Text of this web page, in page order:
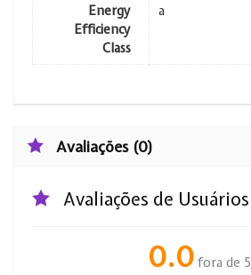
Energy
Efficiency
Class
a
Avaliações (0)
Avaliações de Usuários
0.0 fora de 5